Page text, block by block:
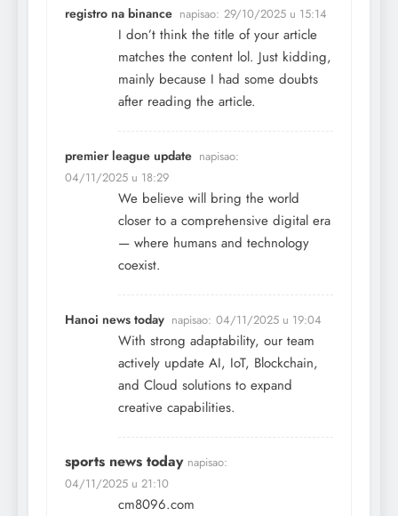
registro na binance napisao: 29/10/2025 u 15:14
I don’t think the title of your article
matches the content lol. Just kidding,
mainly because I had some doubts
after reading the article.
premier league update napisao:
04/11/2025 u 18:29
We believe will bring the world
closer to a comprehensive digital era
— where humans and technology
coexist.
Hanoi news today napisao: 04/11/2025 u 19:04
With strong adaptability, our team
actively update AI, IoT, Blockchain,
and Cloud solutions to expand
creative capabilities.
sports news today napisao:
04/11/2025 u 21:10
cm8096.com